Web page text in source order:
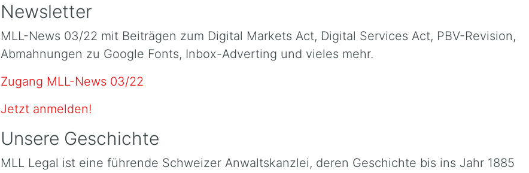
Newsletter
MLL-News 03/22 mit Beiträgen zum Digital Markets Act, Digital Services Act, PBV-Revision,
Abmahnungen zu Google Fonts, Inbox-Adverting und vieles mehr.
Zugang MLL-News 03/22
Jetzt anmelden!
Unsere Geschichte
MLL Legal ist eine führende Schweizer Anwaltskanzlei, deren Geschichte bis ins Jahr 1885